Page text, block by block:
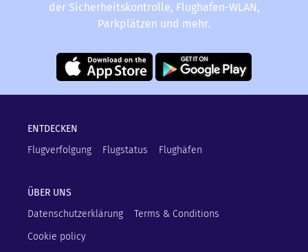
der Sicherheitskontrolle, Flughafen-WLAN,
Parkplätzen und mehr.
ENTDECKEN
Flugverfolgung
Flugstatus Flughäfen
ÜBER UNS
Datenschutzerklärung
Terms & Conditions
Cookie policy